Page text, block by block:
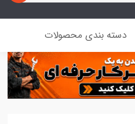
دسته بندی محصولات